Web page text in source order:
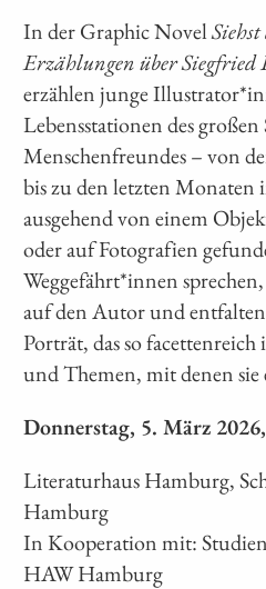
In der Graphic NovelSiehst
Erzählungen über Siegfried
erzählen junge
Lebensstationen des
Menschenfreundes – von
bis zu den letzten
ausgehend von einem
oder auf Fotografien
Weggefährt*innen
auf den Autor und
Porträt, das so facettenreich
und Themen, mit denen sie
Donnerstag, 5. März
Literaturhaus Hamburg,
Hamburg
In Kooperation mit:
HAW Hamburg